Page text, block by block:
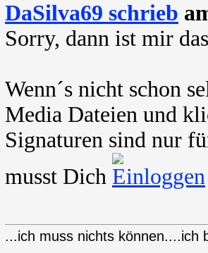
DaSilva69 schrieb
Sorry, dann ist mir
Wenn´s nicht schon
Media Dateien und
Signaturen sind nur
musst Dich
...ich muss nichts können....ich